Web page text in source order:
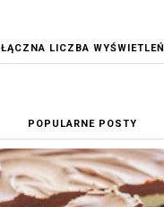
ŁĄCZNA LICZBA WYŚWIETLEŃ
POPULARNE POSTY